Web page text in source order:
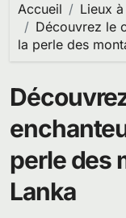
Accueil
Lieux
Découvrez le
la perle des
perle des
Lanka